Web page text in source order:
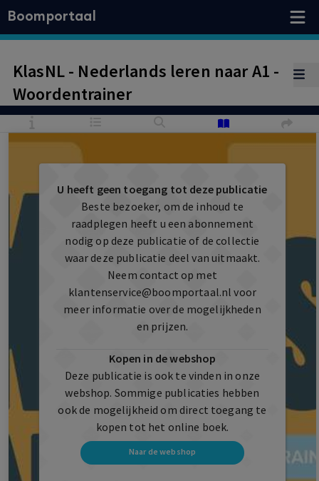
Boomportaal
KlasNL - Nederlands leren naar A1 -
Woordentrainer
U heeft geen toegang tot deze publicatie
Beste bezoeker, om de inhoud te
raadplegen heeft u een abonnement
nodig op deze publicatie of de collectie
waar deze publicatie deel van uitmaakt.
Neem contact op met
klantenservice@boomportaal.nl voor
meer informatie over de mogelijkheden
en prijzen.
Kopen in de webshop
Deze publicatie is ook te vinden in onze
webshop. Sommige publicaties hebben
ook de mogelijkheid om direct toegang te
kopen tot het online boek.
Naar de webshop